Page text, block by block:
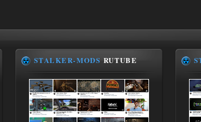
STALKER-MODS RUTUBE